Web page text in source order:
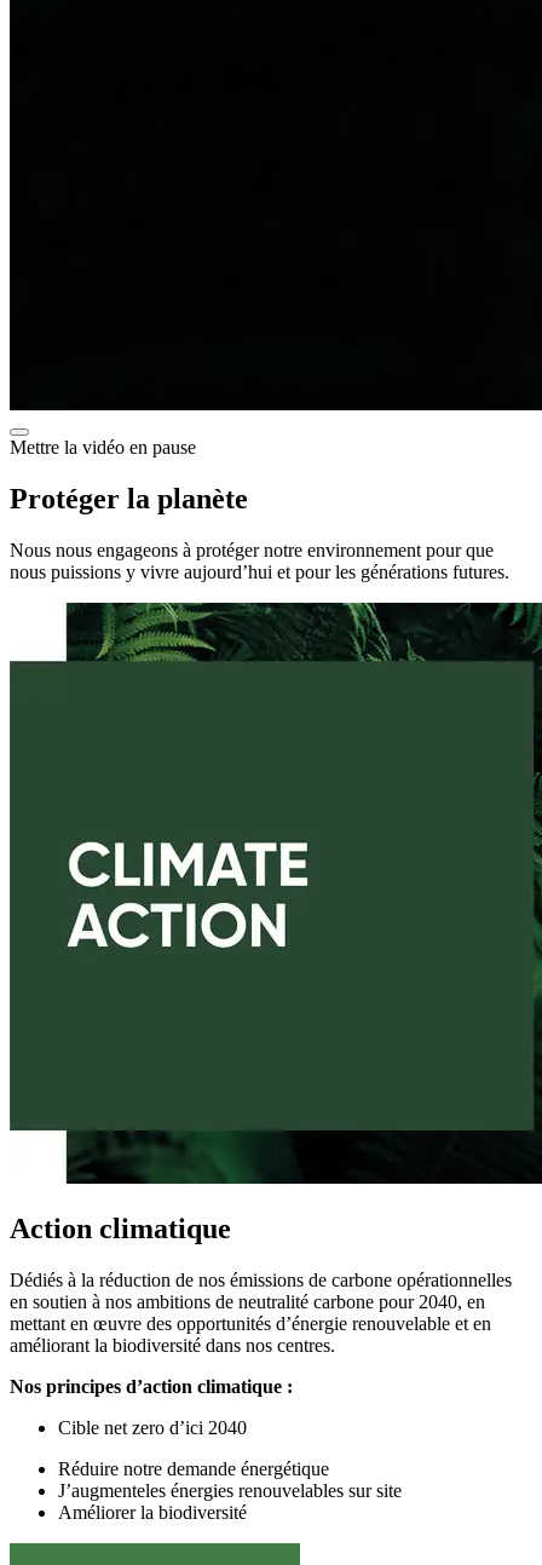
Mettre la vidéo en pause
Protéger la planète
Nous nous engageons à protéger notre environnement pour que
nous puissions y vivre aujourd’hui et pour les générations futures.
Action climatique
Dédiés à la réduction de nos émissions de carbone opérationnelles
en soutien à nos ambitions de neutralité carbone pour 2040, en
mettant en œuvre des opportunités d’énergie renouvelable et en
améliorant la biodiversité dans nos centres.
Nos principes d’action climatique :
Cible net zero d’ici 2040
Réduire notre demande énergétique
J’augmenteles énergies renouvelables sur site
Améliorerla biodiversité